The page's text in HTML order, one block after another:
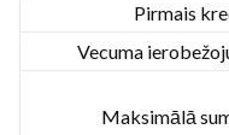
Pirmais
Vecuma
Maksimālā